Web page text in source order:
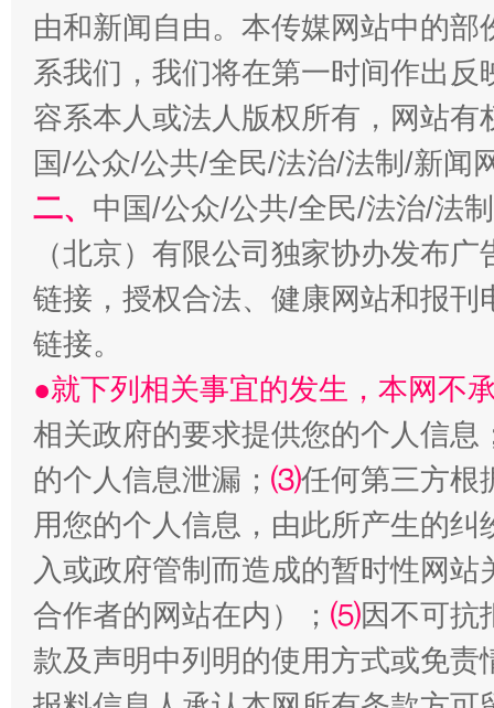
“刷贴”乱象丛生
生
揭批美国五大"原罪" "炒
由和新闻自由。本传媒网站中的
系我们，我们将在第一时间作出
容系本人或法人版权所有，网站
国/公众/公共/全民/法治/法制/新闻
二、 中国/公众/公共/全民/法治/法
（北京）有限公司独家协办发布
链接，授权合法、健康网站和报
链接。
●就下列相关事宜的发生，本网不
相关政府的要求提供您的个人信息
的个人信息泄漏； ⑶任何第三方根
用您的个人信息，由此所产生的纠
入或政府管制而造成的暂时性网
合作者的网站在内）； ⑸因不可抗
款及声明中列明的使用方式或免责